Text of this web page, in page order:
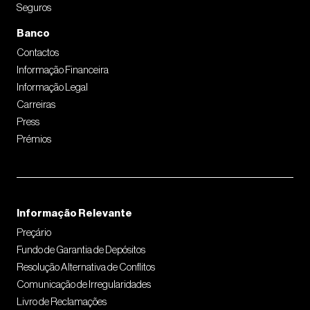
Operações no Estrangeiro
Garantias Prestadas sobre o Estrangeiro
Operações no Estrangeiro
Remessas Documentárias
Seguros
Banco
Contactos
Informação Financeira
Informação Legal
Carreiras
Press
Prémios
Informação Relevante
Preçário
Fundo de Garantia de Depósitos
Resolução Alternativa de Conflitos
Comunicação de Irregularidades
Livro de Reclamações